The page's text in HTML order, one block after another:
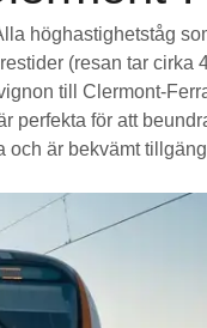
höghastighetståg
(resan tar cirka
till Clermont-
perfekta för att
är bekvämt